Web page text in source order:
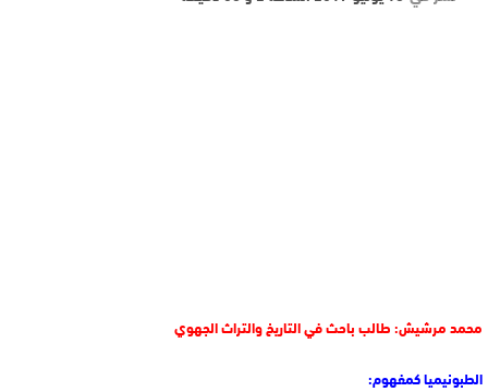
محمد مرشيش: طالب باحث في التاريخ والتراث الجهوي
الطبونيميا كمفهوم: